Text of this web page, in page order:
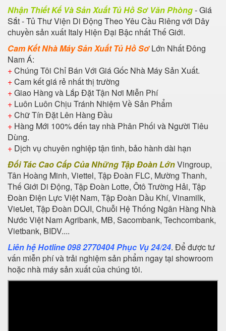
Nhận Thiết Kế Và Sản Xuất Tủ Hồ Sơ Văn Phòng- Giá
Sắt - Tủ Thư Viện Di Động Theo Yêu Cầu Riêng với Dây
chuyền sản xuất Italy Hiện Đại Bậc nhất Thế Giới.
Cam Kết Nhà Máy Sản Xuất Tủ Hồ SơLớn Nhất Đông
Nam Á:
+Chúng Tôi Chỉ Bán Với Giá Gốc Nhà Máy Sản Xuất.
+Cam kết giá rẻ nhất thị trường
+Giao Hàng và Lắp Đặt Tận Nơi Miễn Phí
+ Luôn Luôn Chịu Tránh Nhiệm Về Sản Phẩm
+Chữ Tín Đặt Lên Hàng Đầu
+ Hàng Mới 100% đến tay nhà Phân Phối và Người Tiêu
Dùng.
+ Dịch vụ chuyên nghiệp tận tình, bảo hành dài hạn
Đối Tác Cao Cấp Của Những Tập Đoàn LớnVingroup,
Tân Hoàng Minh, Viettel, Tập Đoàn FLC, Mường Thanh,
Thế Giới Di Động, Tập Đoàn Lotte, Ôtô Trường Hải, Tập
Đoàn Điện Lực Việt Nam, Tập Đoàn Dầu Khí, Vinamilk,
VietJet, Tập Đoàn DOJI, Chuỗi Hệ Thống Ngân Hàng Nhà
Nước Việt Nam Agribank, MB, Sacombank, Techcombank,
Vietbank, BIDV....
Liên hệ Hotline 098 2770404 Phục Vụ 24/24. Để được tư
vấn miễn phí và trải nghiệm sản phẩm ngay tại showroom
hoặc nhà máy sản xuất của chúng tôi.